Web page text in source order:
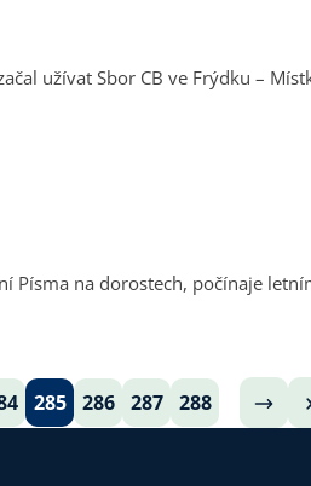
užívat Sbor CB ve Frýdku –
na dorostech, počínaje
285 286 287 288